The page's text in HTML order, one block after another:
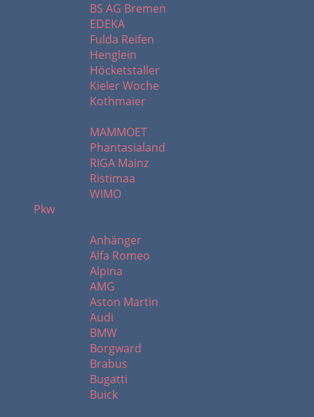
BS AG Bremen
EDEKA
Fulda Reifen
Henglein
Höcketstaller
Kieler Woche
Kothmaier
MAMMOET
Phantasialand
RIGA Mainz
Ristimaa
WIMO
Pkw
Anhänger
Alfa Romeo
Alpina
AMG
Aston Martin
Audi
BMW
Borgward
Brabus
Bugatti
Buick